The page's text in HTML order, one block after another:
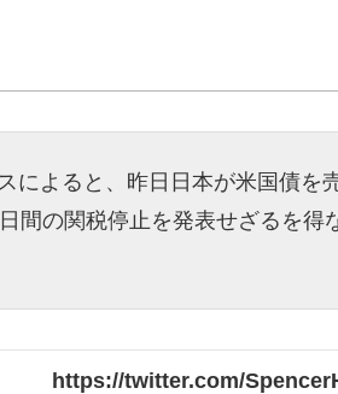
によると、昨日日本が米国債を
間の関税停止を発表せざるを得
https://twitter.com/